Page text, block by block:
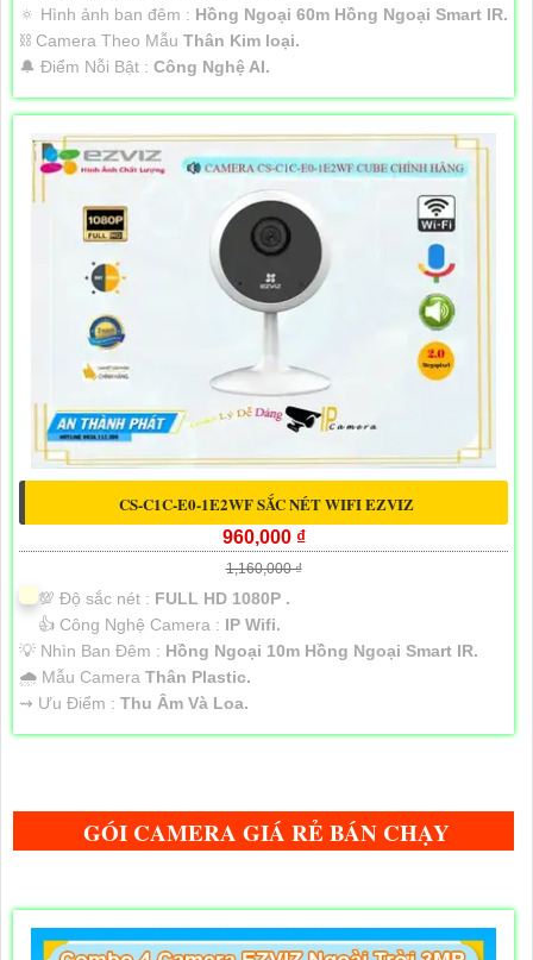
🔅 Hình ảnh ban đêm : Hồng Ngoại 60m Hồng Ngoại Smart IR.
⛓ Camera Theo Mẫu Thân Kim loại.
️🔔 Điểm Nỗi Bật : Công Nghệ AI.
CS-C1C-E0-1E2WF SẮC NÉT WIFI EZVIZ
960,000 ₫
1,160,000 ₫
💯 Độ sắc nét : FULL HD 1080P .
👍 Công Nghệ Camera : IP Wifi.
💡 Nhìn Ban Đêm : Hồng Ngoại 10m Hồng Ngoại Smart IR.
🌧️ Mẫu Camera Thân Plastic.
️⇝ Ưu Điểm : Thu Âm Và Loa.
GÓI CAMERA GIÁ RẺ BÁN CHẠY